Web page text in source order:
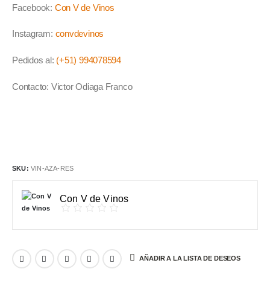
Facebook: Con V de Vinos
Instagram: convdevinos
Pedidos al: (+51) 994078594
Contacto: Victor Odiaga Franco
SKU: VIN-AZA-RES
Con V de Vinos
AÑADIR A LA LISTA DE DESEOS